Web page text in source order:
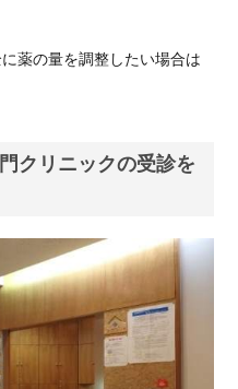
薬の量を調整したい場合は
クリニックの受診を